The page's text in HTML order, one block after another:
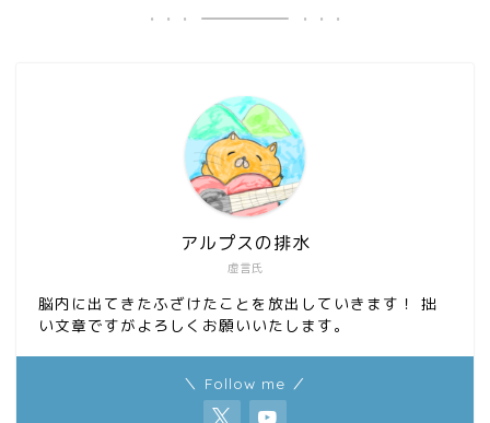
虚言氏
アルプスの排水
脳内に出てきたふざけたことを放出していきます！ 拙
い文章ですがよろしくお願いいたします。
＼ Follow me ／